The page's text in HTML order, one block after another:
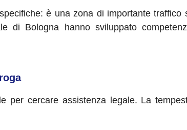
è una zona di importante
di Bologna hanno sviluppato
per cercare assistenza legale. La